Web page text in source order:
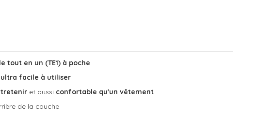
tout en un (TE1) à poche
facile à utiliser
et aussi confortable qu'un vêtement
de la couche